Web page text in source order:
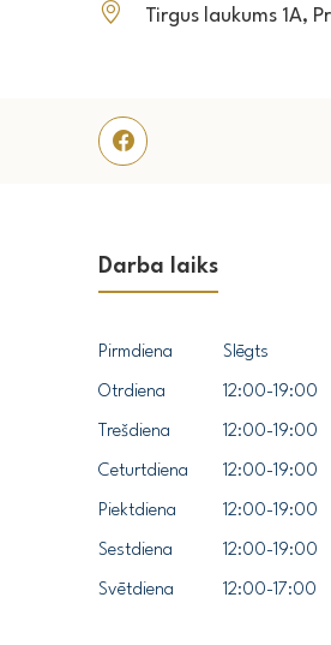
Tirgus laukums 1A,
Darba laiks
Pirmdiena Slēgts
Otrdiena 12:00-19:00
Trešdiena 12:00-19:00
Ceturtdiena 12:00-19:00
Piektdiena 12:00-19:00
Sestdiena 12:00-19:00
Svētdiena 12:00-17:00